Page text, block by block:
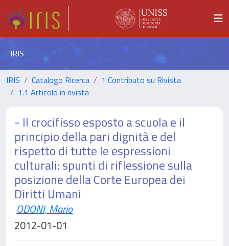
IRIS
IRIS Catalogo Ricerca
1 Contributo su Rivista
1.1 Articolo in rivista
- Il crocifisso esposto a scuola e il
principio della pari dignità e del
rispetto di tutte le espressioni
culturali: spunti di riflessione sulla
posizione della Corte Europea dei
Diritti Umani
ODONI, Mario
2012-01-01